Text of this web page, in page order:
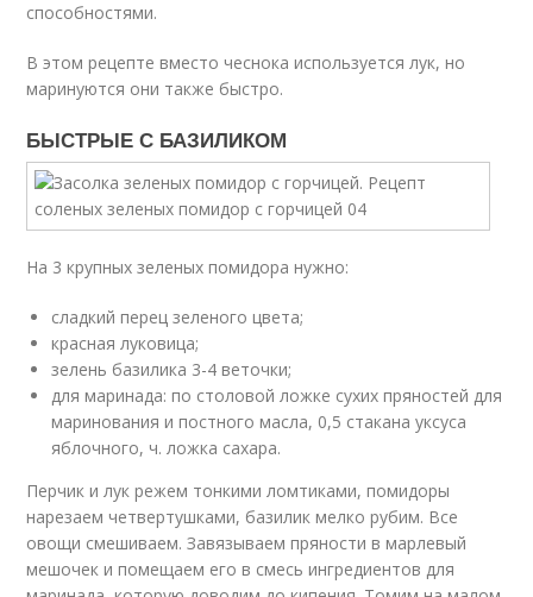
способностями.
В этом рецепте вместо чеснока используется лук, но
маринуются они также быстро.
БЫСТРЫЕ С БАЗИЛИКОМ
На 3 крупных зеленых помидора нужно:
сладкий перец зеленого цвета;
красная луковица;
зелень базилика 3-4 веточки;
для маринада: по столовой ложке сухих пряностей для
маринования и постного масла, 0,5 стакана уксуса
яблочного, ч. ложка сахара.
Перчик и лук режем тонкими ломтиками, помидоры
нарезаем четвертушками, базилик мелко рубим. Все
овощи смешиваем. Завязываем пряности в марлевый
мешочек и помещаем его в смесь ингредиентов для